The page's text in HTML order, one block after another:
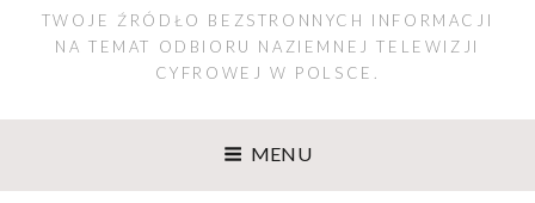
TWOJE ŹRÓDŁO BEZSTRONNYCH INFORMACJI
NA TEMAT ODBIORU NAZIEMNEJ TELEWIZJI
CYFROWEJ W POLSCE.
MENU